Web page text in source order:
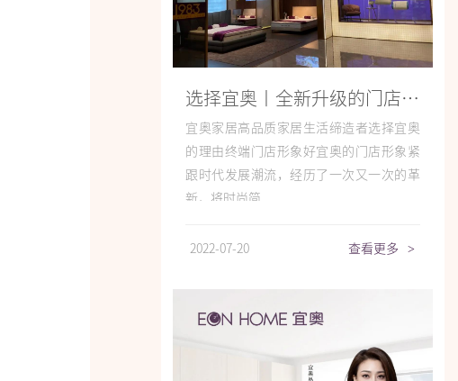
选择宜奥丨全新升级的门店形象，别具一格，为您提供沉浸式购物体验
宜奥家居高品质家居生活缔造者选择宜奥
的理由终端门店形象好宜奥的门店形象紧
跟时代发展潮流，经历了一次又一次的革
新，将时尚简...
2022-07-20 查看更多 >